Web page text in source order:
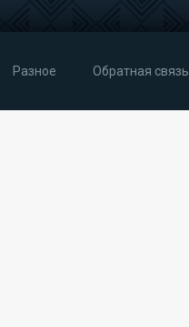
Разное Обратная связь